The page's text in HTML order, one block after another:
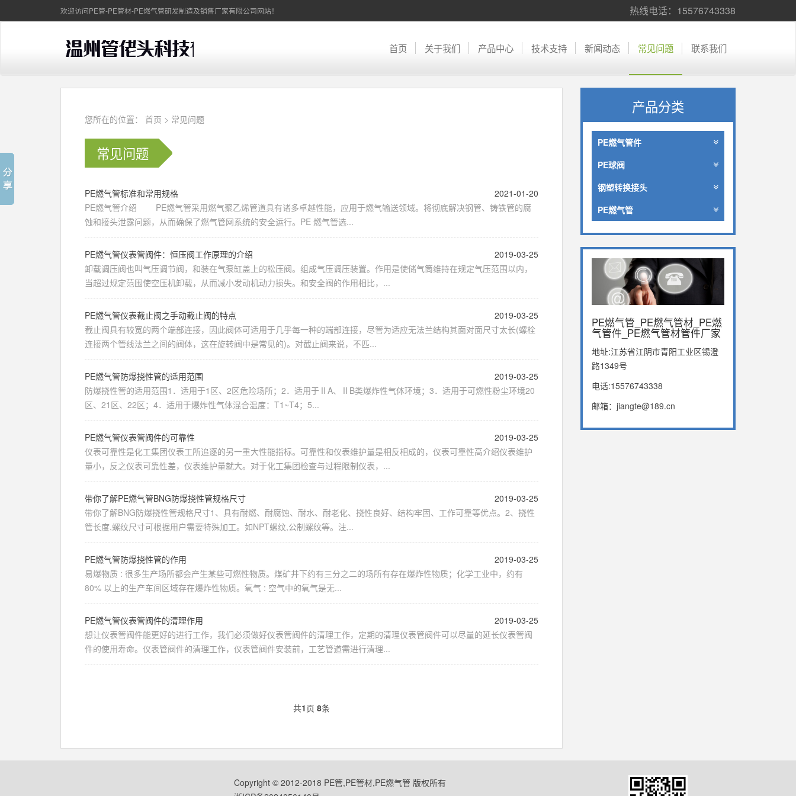
欢迎访问PE管-PE管材-PE燃气管研发制造及销售厂家有限公司网站！ 热线电话：15576743338
首页 关于我们 产品中心 技术支持 新闻动态 常见问题 联系我们
您所在的位置： 首页 > 常见问题
常见问题
PE燃气管标准和常用规格
2021-01-20
PE燃气管介绍 PE燃气管采用燃气聚乙烯管道具有诸多卓越性能，应用于燃气输送领域。将彻底解决钢管、铸铁管的腐
蚀和接头泄露问题，从而确保了燃气管网系统的安全运行。PE 燃气管选...
PE燃气管仪表管阀件：恒压阀工作原理的介绍
2019-03-25
卸载调压阀也叫气压调节阀，和装在气泵缸盖上的松压阀。组成气压调压装置。作用是使储气筒维持在规定气压范围以内，
当超过规定范围使空压机卸载，从而减小发动机动力损失。和安全阀的作用相比，...
PE燃气管仪表截止阀之手动截止阀的特点
2019-03-25
截止阀具有较宽的两个端部连接，因此阀体可适用于几乎每一种的端部连接，尽管为适应无法兰结构其面对面尺寸太长(螺栓
连接两个管线法兰之间的阀体，这在旋转阀中是常见的)。对截止阀来说，不匹...
PE燃气管防爆挠性管的适用范围
2019-03-25
防爆挠性管的适用范围1．适用于1区、2区危险场所；2．适用于ⅡA、ⅡB类爆炸性气体环境；3．适用于可燃性粉尘环境20
区、21区、22区；4．适用于爆炸性气体混合温度：T1~T4；5...
PE燃气管仪表管阀件的可靠性
2019-03-25
仪表可靠性是化工集团仪表工所追逐的另一重大性能指标。可靠性和仪表维护量是相反相成的，仪表可靠性高介绍仪表维护
量小，反之仪表可靠性差，仪表维护量就大。对于化工集团检查与过程限制仪表，...
带你了解PE燃气管BNG防爆挠性管规格尺寸
2019-03-25
带你了解BNG防爆挠性管规格尺寸1、具有耐燃、耐腐蚀、耐水、耐老化、挠性良好、结构牢固、工作可靠等优点。2、挠性
管长度,螺纹尺寸可根据用户需要特殊加工。如NPT螺纹,公制螺纹等。注...
PE燃气管防爆挠性管的作用
2019-03-25
易爆物质 : 很多生产场所都会产生某些可燃性物质。煤矿井下约有三分之二的场所有存在爆炸性物质；化学工业中，约有
80% 以上的生产车间区域存在爆炸性物质。氧气 : 空气中的氧气是无...
PE燃气管仪表管阀件的清理作用
2019-03-25
想让仪表管阀件能更好的进行工作，我们必须做好仪表管阀件的清理工作，定期的清理仪表管阀件可以尽量的延长仪表管阀
件的使用寿命。仪表管阀件的清理工作，仪表管阀件安装前，工艺管道需进行清理...
共1页 8条
产品分类
PE燃气管件
PE球阀
钢塑转换接头
PE燃气管
PE燃气管_PE燃气管材_PE燃
气管件_PE燃气管材管件厂家
地址:江苏省江阴市青阳工业区锡澄
路1349号
电话:15576743338
邮箱：jiangte@189.cn
Copyright © 2012-2018 PE管,PE管材,PE燃气管 版权所有